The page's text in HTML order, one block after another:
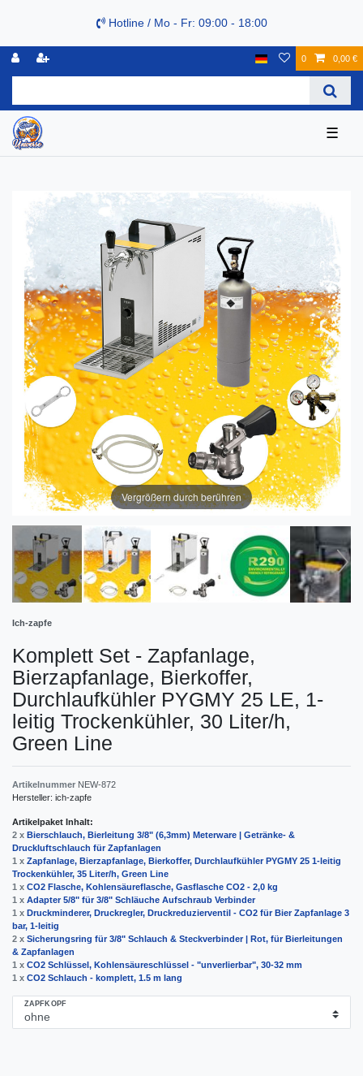
Hotline / Mo - Fr: 09:00 - 18:00
0 0,00 €
☰
Vergrößern durch berühren
Ich-zapfe
Komplett Set - Zapfanlage,
Bierzapfanlage, Bierkoffer,
Durchlaufkühler PYGMY 25 LE, 1-
leitig Trockenkühler, 30 Liter/h,
Green Line
Artikelnummer NEW-872
Hersteller: ich-zapfe
Artikelpaket Inhalt:
2 x Bierschlauch, Bierleitung 3/8" (6,3mm) Meterware | Getränke- &
Druckluftschlauch für Zapfanlagen
1 x Zapfanlage, Bierzapfanlage, Bierkoffer, Durchlaufkühler PYGMY 25 1-leitig
Trockenkühler, 35 Liter/h, Green Line
1 x CO2 Flasche, Kohlensäureflasche, Gasflasche CO2 - 2,0 kg
1 x Adapter 5/8" für 3/8" Schläuche Aufschraub Verbinder
1 x Druckminderer, Druckregler, Druckreduzierventil - CO2 für Bier Zapfanlage 3
bar, 1-leitig
2 x Sicherungsring für 3/8" Schlauch & Steckverbinder | Rot, für Bierleitungen
& Zapfanlagen
1 x CO2 Schlüssel, Kohlensäureschlüssel - "unverlierbar", 30-32 mm
1 x CO2 Schlauch - komplett, 1.5 m lang
ZAPFKOPF